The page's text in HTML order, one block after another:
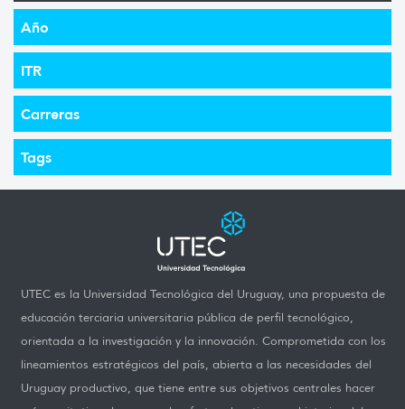
Año
ITR
Carreras
Tags
UTEC es la Universidad Tecnológica del Uruguay, una propuesta de
educación terciaria universitaria pública de perfil tecnológico,
orientada a la investigación y la innovación. Comprometida con los
lineamientos estratégicos del país, abierta a las necesidades del
Uruguay productivo, que tiene entre sus objetivos centrales hacer